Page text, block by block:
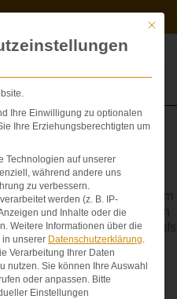
Arterien führen das Blut vom
transportieren
Arterien des Lungenkreislaufs
Mit
Ihre Einwilligung zu optionalen
Ihre Erziehungsberechtigten um
Technologien auf unserer
während andere uns
zu verbessern.
werden (z. B. IP-
und Inhalte oder die
Weitere Informationen über die
in unserer Datenschutzerklärung.
Verarbeitung Ihrer Daten
nutzen. Sie können Ihre Auswahl
oder anpassen. Bitte
Einstellungen